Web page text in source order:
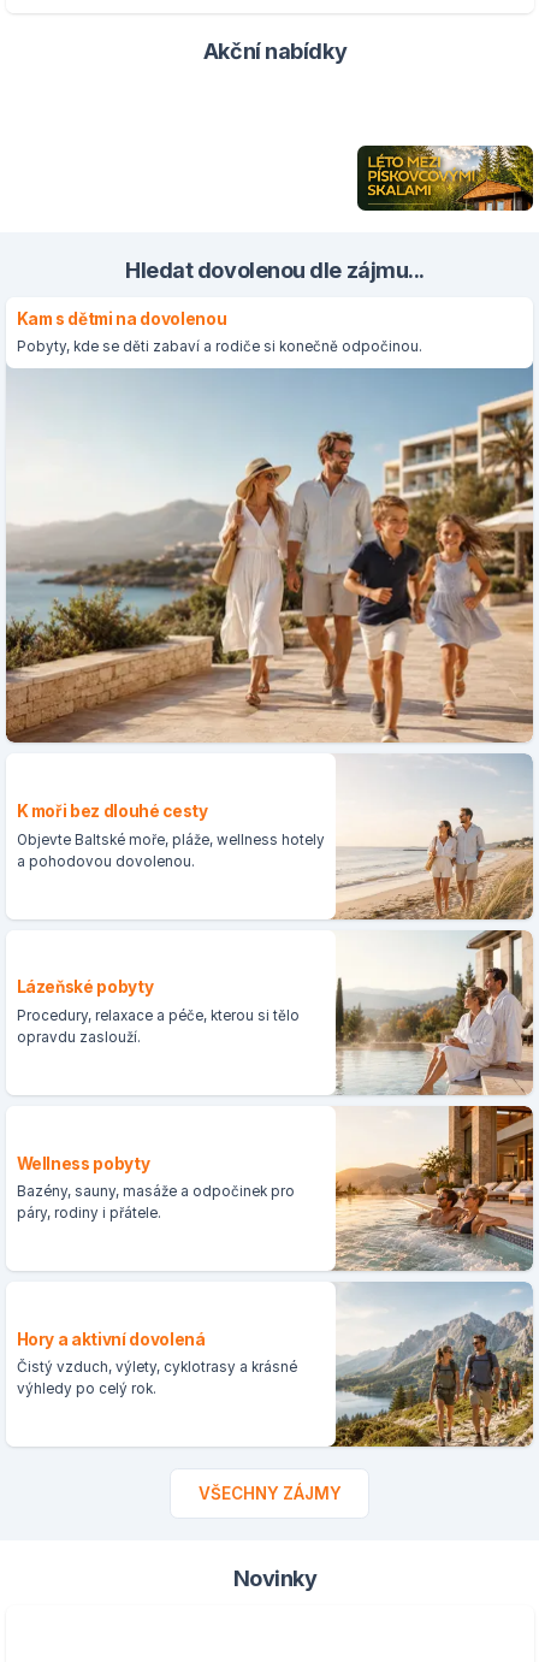
Akční nabídky
Hledat dovolenou dle zájmu...
Kam s dětmi na dovolenou
Pobyty, kde se děti zabaví a rodiče si konečně odpočinou.
K moři bez dlouhé cesty
Objevte Baltské moře, pláže, wellness hotely
a pohodovou dovolenou.
Lázeňské pobyty
Procedury, relaxace a péče, kterou si tělo
opravdu zaslouží.
Wellness pobyty
Bazény, sauny, masáže a odpočinek pro
páry, rodiny i přátele.
Hory a aktivní dovolená
Čistý vzduch, výlety, cyklotrasy a krásné
výhledy po celý rok.
VŠECHNY ZÁJMY
Novinky